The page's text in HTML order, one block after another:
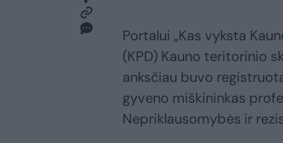
Portalui „Kas vyksta
(KPD) Kauno teritorinio
anksčiau buvo
gyveno miškininkas
Nepriklausomybės ir